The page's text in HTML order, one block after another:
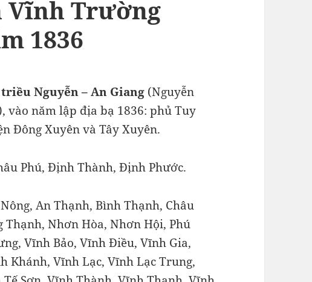
Vĩnh Trường
1836
Nguyễn – An Giang (Nguyễn
vào năm lập địa bạ 1836: phủ Tuy
Đông Xuyên và Tây Xuyên.
Phú, Định Thành, Định Phước.
An Thạnh, Bình Thạnh, Châu
Thạnh, Nhơn Hòa, Nhơn Hội, Phú
Vĩnh Bảo, Vĩnh Điều, Vĩnh Gia,
Khánh, Vĩnh Lạc, Vĩnh Lạc Trung,